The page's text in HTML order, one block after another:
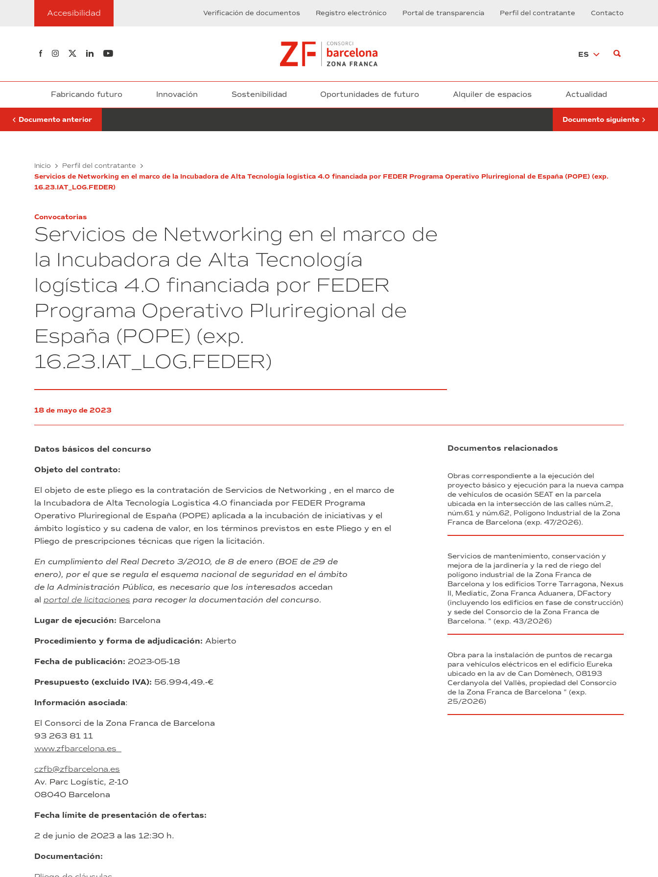
Accesibilidad Verificación de documentos Registro electrónico Portal de transparencia Perfil del contratante Contacto
Síguenos en Facebook
Síguenos en Instagram
Síguenos en Twitter
Síguenos en Linkedin
Síguenos en Youtube ES
Fabricando futuro Innovación Sostenibilidad Oportunidades de futuro Alquiler de espacios Actualidad
Finalización
Selección
Documento anterior
de
gestión
el
Consorcio
Zona
Franca
Documento siguiente
Inicio Perfil del contratante
Servicios de Networking en el marco de la Incubadora de Alta Tecnología logística 4.0 financiada por FEDER Programa Operativo Pluriregional de España (POPE) (exp.
16.23.IAT_LOG.FEDER)
Convocatorias
Servicios de Networking en el marco de
la Incubadora de Alta Tecnología
logística 4.0 financiada por FEDER
Programa Operativo Pluriregional de
España (POPE) (exp.
16.23.IAT_LOG.FEDER)
18 de mayo de 2023
Datos básicos del concurso
Objeto del contrato:
El objeto de este pliego es la contratación de Servicios de Networking , en el marco de
la Incubadora de Alta Tecnología Logistica 4.0 financiada por FEDER Programa
Operativo Pluriregional de España (POPE) aplicada a la incubación de iniciativas y el
ámbito logístico y su cadena de valor, en los términos previstos en este Pliego y en el
Pliego de prescripciones técnicas que rigen la licitación.
En cumplimiento del Real Decreto 3/2010, de 8 de enero (BOE de 29 de
enero), por el que se regula el esquema nacional de seguridad en el ámbito
de la Administración Pública, es necesario que los interesados accedan
al portal de licitaciones para recoger la documentación del concurso.
Lugar de ejecución: Barcelona
Procedimiento y forma de adjudicación: Abierto
Fecha de publicación: 2023-05-18
Presupuesto (excluido IVA): 56.994,49.-€
Información asociada:
El Consorci de la Zona Franca de Barcelona
93 263 81 11
www.zfbarcelona.es
czfb@zfbarcelona.es
Av. Parc Logístic, 2-10
08040 Barcelona
Fecha límite de presentación de ofertas:
2 de junio de 2023 a las 12:30 h.
Documentación:
de
Finalización
de
Selección
administración
patrimonial
para
Consorcio
de
la
Zona
de
Barcelona”
Documentos relacionados
Obras correspondiente a la ejecución del
proyecto básico y ejecución para la nueva campa
de vehículos de ocasión SEAT en la parcela
ubicada en la intersección de las calles núm.2,
núm.61 y núm.62, Polígono Industrial de la Zona
Franca de Barcelona (exp. 47/2026).
Servicios de mantenimiento, conservación y
mejora de la jardinería y la red de riego del
polígono industrial de la Zona Franca de
Barcelona y los edificios Torre Tarragona, Nexus
II, Mediatic, Zona Franca Aduanera, DFactory
(incluyendo los edificios en fase de construcción)
y sede del Consorcio de la Zona Franca de
Barcelona. ” (exp. 43/2026)
Obra para la instalación de puntos de recarga
para vehículos eléctricos en el edificio Eureka
ubicado en la av de Can Domènech, 08193
Cerdanyola del Vallès, propiedad del Consorcio
de la Zona Franca de Barcelona ” (exp.
25/2026)